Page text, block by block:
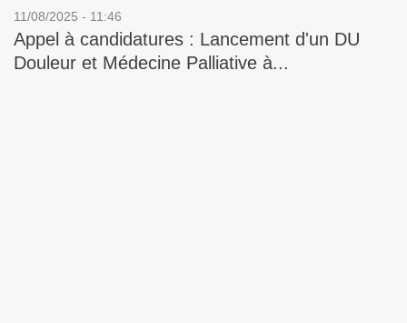
11/08/2025 - 11:46
Appel à candidatures : Lancement d'un DU
Douleur et Médecine Palliative à...